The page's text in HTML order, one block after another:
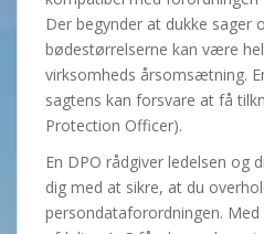
Der begynder at dukke sager
bødestørrelserne kan være
virksomheds årsomsætning.
sagtens kan forsvare at få
Protection Officer).
En DPO rådgiver ledelsen og
dig med at sikre, at du
persondataforordningen. Med